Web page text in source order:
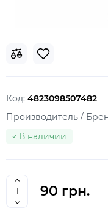
Код: 4823098507482
Производитель /
В наличии
90 грн.